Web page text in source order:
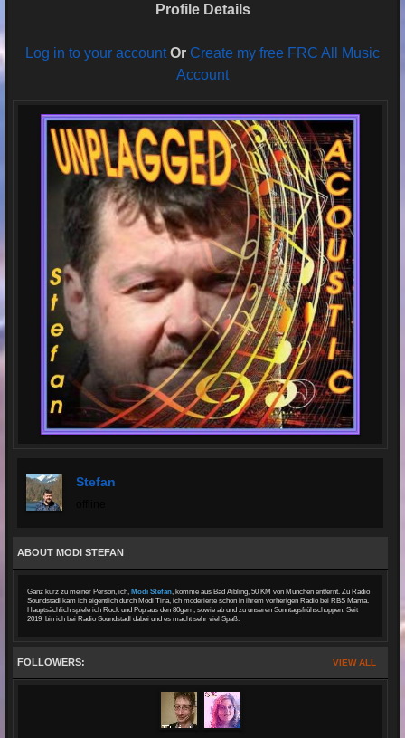
Profile Details
Log in to your account Or Create my free FRC All Music
Account
Stefan
ABOUT MODI STEFAN
Ganz kurz zu meiner Person, ich, Modi Stefan, komme aus Bad Aibling, 50 KM von München entfernt. Zu Radio
Soundstadl kam ich eigentlich durch Modi Tina, ich moderierte schon in ihrem vorherigen Radio bei RBS Mama.
Hauptsächlich spiele ich Rock und Pop aus den 80gern, sowie ab und zu unseren Sonntagsfrühschoppen. Seit
2019 bin ich bei Radio Soundstadl dabei und es macht sehr viel Spaß.
VIEW ALL
FOLLOWERS: